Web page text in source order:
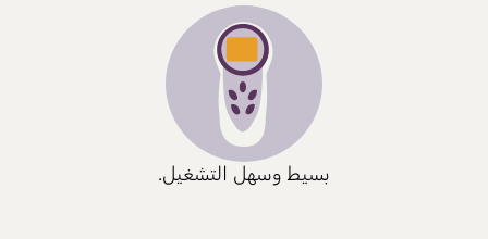
بسيط وسهل التشغيل.